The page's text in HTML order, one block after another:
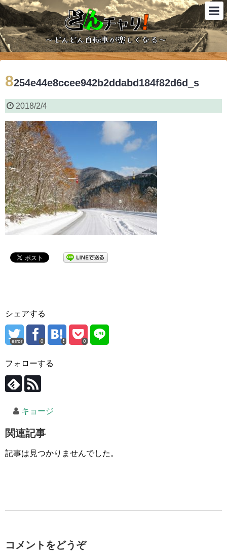
8254e44e8ccee942b2ddabd184f82d6d_s
2018/2/4
シェアする
error 0 0
フォローする
キョージ
関連記事
記事は見つかりませんでした。
コメントをどうぞ